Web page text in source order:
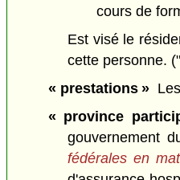
cours de
Est visé le
cette personne.
« prestations »Les
« province
gouvernement
fédérales en